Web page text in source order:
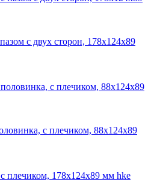
с двух сторон, 178x124x89
с плечиком, 88x124x89